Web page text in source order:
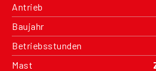
Antrieb
Baujahr
Betriebsstunden
Mast